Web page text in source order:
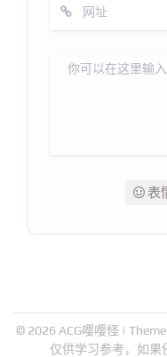
表
© 2026 ACG嘤嘤怪 |
仅供学习参考，如果